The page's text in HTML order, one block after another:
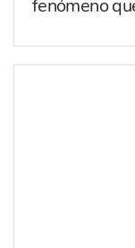
fenómeno